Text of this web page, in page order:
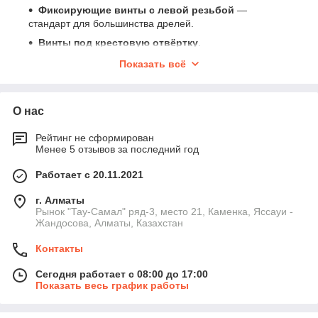
Фиксирующие винты с левой резьбой —
стандарт для большинства дрелей.
Винты под крестовую отвёртку
Винты под шестигранник
— более надёжная
повышенной нагрузки.
Как выбрать винт для патрона
Главные параметры при подборе: длина винта, тип резьбы
(чаще всего — левая), форма шлица, диаметр резьбы и
совместимость с конкретным патроном (UNF, B10/B12).
Технические параметры фиксирующих болтов
самораскручивание.
Диаметр— под 10 мм / 13 мм патроны.
Шлиц— PH крест, шестигранник, реже TORX.
Показать всё
О нас
Рейтинг не сформирован
Менее 5 отзывов за последний год
Работает с 20.11.2021
г. Алматы
Рынок "Тау-Самал" ряд-3, место 21, Каменка, Яссауи -
Жандосова, Алматы, Казахстан
Контакты
Сегодня работает с 08:00 до 17:00
Показать весь график работы